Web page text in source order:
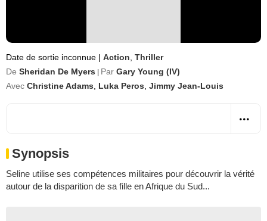
Date de sortie inconnue | Action Thriller
De Sheridan De Myers Par Gary Young (IV)
Avec Christine Adams Luka Peros Jimmy Jean-Louis
Synopsis
Seline utilise ses compétences militaires pour découvrir la vérité
autour de la disparition de sa fille en Afrique du Sud...